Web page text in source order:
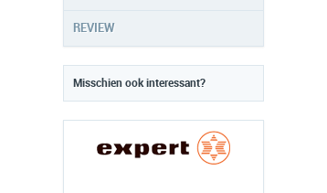
REVIEW
Misschien ook interessant?